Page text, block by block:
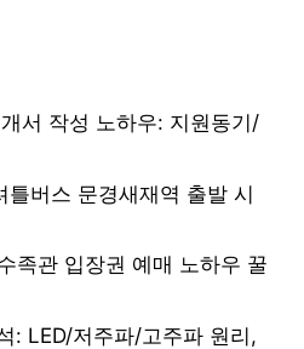
서 작성 노하우: 지원동기/
틀버스 문경새재역 출발 시
족관 입장권 예매 노하우 꿀
: LED/저주파/고주파 원리,